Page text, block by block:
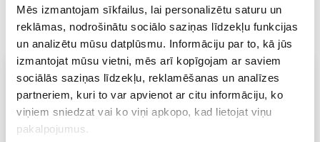
Mēs izmantojam sīkfailus, lai personalizētu saturu un
reklāmas, nodrošinātu sociālo saziņas līdzekļu funkcijas
un analizētu mūsu datplūsmu. Informāciju par to, kā jūs
izmantojat mūsu vietni, mēs arī kopīgojam ar saviem
sociālās saziņas līdzekļu, reklamēšanas un analīzes
partneriem, kuri to var apvienot ar citu informāciju, ko
viņiem sniedzat vai ko viņi apkopo, kad lietojat viņu
pakalpojumus.
Vecāku skola
Grūtnieču masāža, pēcdzemdību masāža, ķermeņa
masāža Māmiņu klubā pie masāžas speciālistes Olgas
Gerasimenko
Ķermeņa masāža